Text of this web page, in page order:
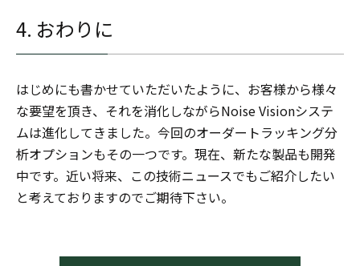
4. おわりに
はじめにも書かせていただいたように、お客様から様々
な要望を頂き、それを消化しながらNoise Visionシステ
ムは進化してきました。今回のオーダートラッキング分
析オプションもその一つです。現在、新たな製品も開発
中です。近い将来、この技術ニュースでもご紹介したい
と考えておりますのでご期待下さい。